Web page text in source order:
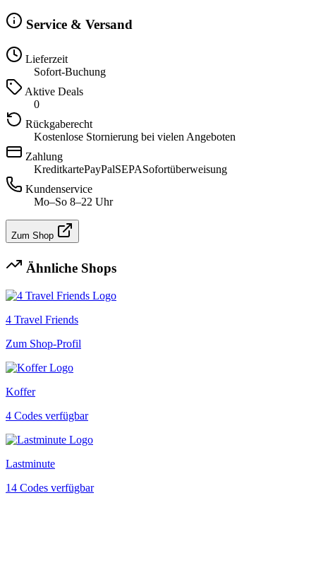
Service & Versand
Lieferzeit
Sofort-Buchung
Aktive Deals
0
Rückgaberecht
Kostenlose Stornierung bei vielen Angeboten
Zahlung
KreditkartePayPalSEPASofortüberweisung
Kundenservice
Mo–So 8–22 Uhr
Zum Shop
Ähnliche Shops
4 Travel Friends
Zum Shop-Profil
Koffer
4 Codes verfügbar
Lastminute
14 Codes verfügbar